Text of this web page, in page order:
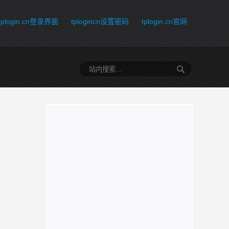
登录界面 tplogincn设置密码 tplogin.cn官网